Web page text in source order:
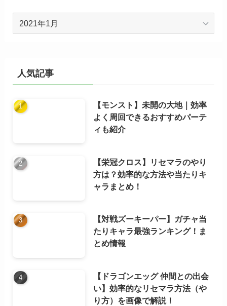
人気記事
【モンスト】未開の大地｜効率
よく周回できるおすすめパーテ
ィも紹介
【栄冠クロス】リセマラのやり
方は？効率的な方法や当たりキ
ャラまとめ！
【対戦ズーキーパー】ガチャ当
たりキャラ最強ランキング！ま
とめ情報
【ドラゴンエッグ 仲間との出会
い】効率的なリセマラ方法（や
り方）を画像で解説！